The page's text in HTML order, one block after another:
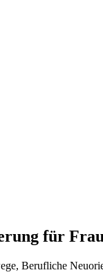
für
Berufliche